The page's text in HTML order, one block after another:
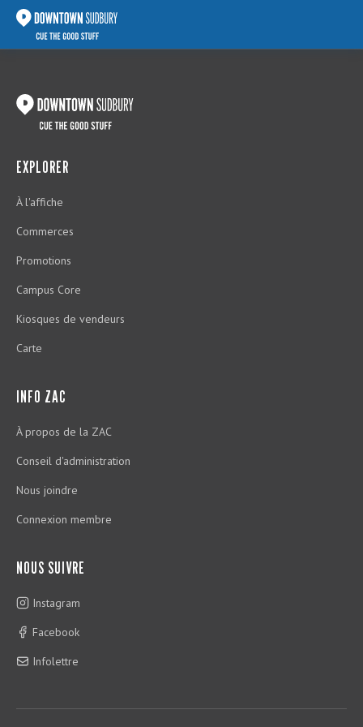
EXPLORER
À l'affiche
Commerces
Promotions
Campus Core
Kiosques de vendeurs
Carte
INFO ZAC
À propos de la ZAC
Conseil d'administration
Nous joindre
Connexion membre
NOUS SUIVRE
Instagram
Facebook
Infolettre